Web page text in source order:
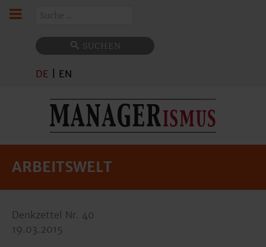
SUCHEN
DE EN
ARBEITSWELT
Denkzettel Nr. 40
19.03.2015